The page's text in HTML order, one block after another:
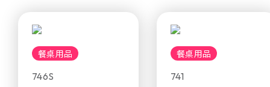
餐桌用品
746S
餐桌用品
741